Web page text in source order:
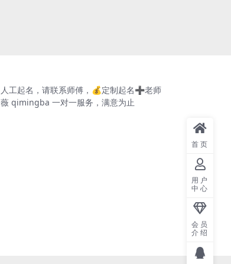
人工起名，请联系师傅， 💰定制起名➕老师
薇 qimingba 一对一服务，满意为止
首页
用户
中心
会员
介绍